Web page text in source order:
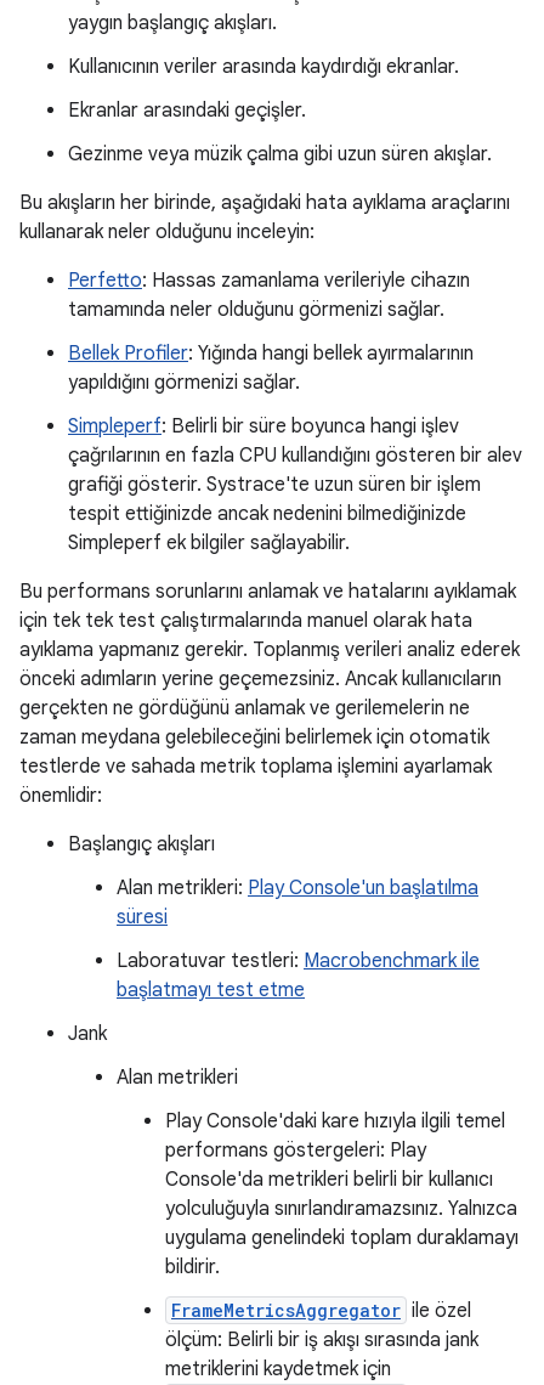
yaygın başlangıç akışları.
Kullanıcının veriler arasında kaydırdığı ekranlar.
Ekranlar arasındaki geçişler.
Gezinme veya müzik çalma gibi uzun süren akışlar.
Bu akışların her birinde, aşağıdaki hata ayıklama araçlarını
kullanarak neler olduğunu inceleyin:
Perfetto: Hassas zamanlama verileriyle cihazın
tamamında neler olduğunu görmenizi sağlar.
Bellek Profiler: Yığında hangi bellek ayırmalarının
yapıldığını görmenizi sağlar.
Simpleperf: Belirli bir süre boyunca hangi işlev
çağrılarının en fazla CPU kullandığını gösteren bir alev
grafiği gösterir. Systrace'te uzun süren bir işlem
tespit ettiğinizde ancak nedenini bilmediğinizde
Simpleperf ek bilgiler sağlayabilir.
Bu performans sorunlarını anlamak ve hatalarını ayıklamak
için tek tek test çalıştırmalarında manuel olarak hata
ayıklama yapmanız gerekir. Toplanmış verileri analiz ederek
önceki adımların yerine geçemezsiniz. Ancak kullanıcıların
gerçekten ne gördüğünü anlamak ve gerilemelerin ne
zaman meydana gelebileceğini belirlemek için otomatik
testlerde ve sahada metrik toplama işlemini ayarlamak
önemlidir:
Başlangıç akışları
Alan metrikleri: Play Console'un başlatılma
süresi
Laboratuvar testleri: Macrobenchmark ile
başlatmayı test etme
Jank
Alan metrikleri
Play Console'daki kare hızıyla ilgili temel
performans göstergeleri: Play
Console'da metrikleri belirli bir kullanıcı
yolculuğuyla sınırlandıramazsınız. Yalnızca
uygulama genelindeki toplam duraklamayı
bildirir.
FrameMetricsAggregator ile özel
ölçüm: Belirli bir iş akışı sırasında jank
metriklerini kaydetmek için